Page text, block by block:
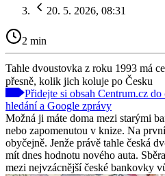
20. 5. 2026, 08:31
2 min
Tahle dvoustovka z roku 1993 má
přesně, kolik jich koluje po Česku
Přidejte si obsah Centrum.cz
hledání a Google zprávy
Možná ji máte doma mezi starými
nebo zapomenutou v knize. Na
obyčejně. Jenže právě tahle česká
mít dnes hodnotu nového auta.
mezi nejvzácnější české bankovky